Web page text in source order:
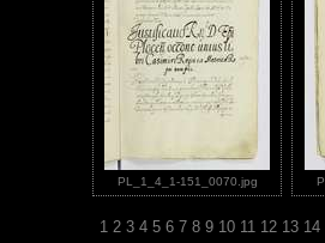
PL_1_4_1-151_0070.jpg
1 2 3 4 5 6 7 8 9 10 11 12 13 14